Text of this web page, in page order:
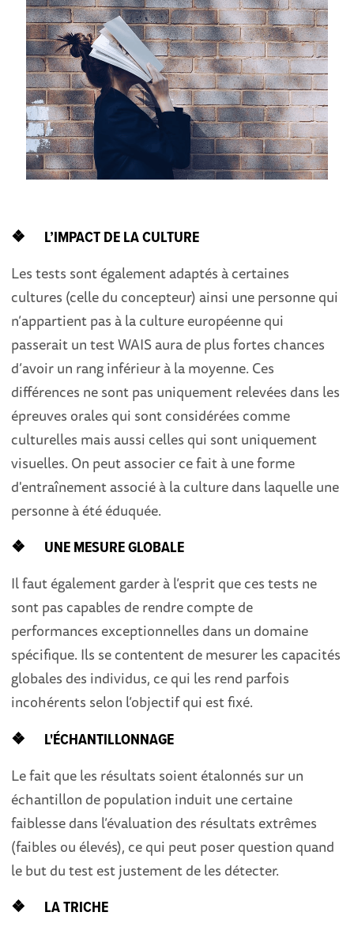
❖ L’IMPACT DE LA CULTURE
Les tests sont également adaptés à certaines
cultures (celle du concepteur) ainsi une personne qui
n’appartient pas à la culture européenne qui
passerait un test WAIS aura de plus fortes chances
d’avoir un rang inférieur à la moyenne. Ces
différences ne sont pas uniquement relevées dans les
épreuves orales qui sont considérées comme
culturelles mais aussi celles qui sont uniquement
visuelles. On peut associer ce fait à une forme
d'entraînement associé à la culture dans laquelle une
personne à été éduquée.
❖ UNE MESURE GLOBALE
Il faut également garder à l’esprit que ces tests ne
sont pas capables de rendre compte de
performances exceptionnelles dans un domaine
spécifique. Ils se contentent de mesurer les capacités
globales des individus, ce qui les rend parfois
incohérents selon l’objectif qui est fixé.
❖ L'ÉCHANTILLONNAGE
Le fait que les résultats soient étalonnés sur un
échantillon de population induit une certaine
faiblesse dans l’évaluation des résultats extrêmes
(faibles ou élevés), ce qui peut poser question quand
le but du test est justement de les détecter.
❖ LA TRICHE